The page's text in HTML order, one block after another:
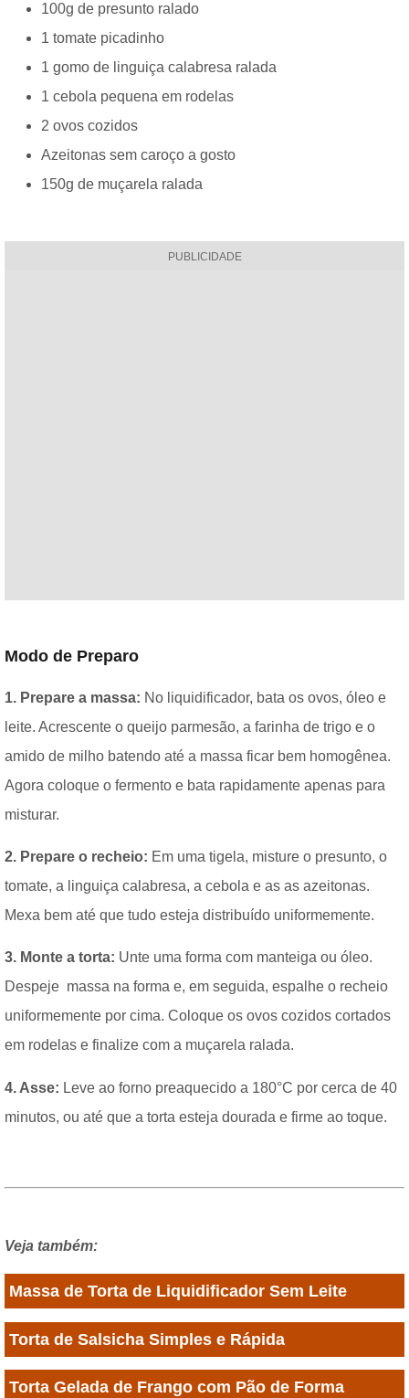
100g de presunto ralado
1 tomate picadinho
1 gomo de linguiça calabresa ralada
1 cebola pequena em rodelas
2 ovos cozidos
Azeitonas sem caroço a gosto
150g de muçarela ralada
PUBLICIDADE
Modo de Preparo
1. Prepare a massa: No liquidificador, bata os ovos, óleo e
leite. Acrescente o queijo parmesão, a farinha de trigo e o
amido de milho batendo até a massa ficar bem homogênea.
Agora coloque o fermento e bata rapidamente apenas para
misturar.
2. Prepare o recheio: Em uma tigela, misture o presunto, o
tomate, a linguiça calabresa, a cebola e as as azeitonas.
Mexa bem até que tudo esteja distribuído uniformemente.
3. Monte a torta: Unte uma forma com manteiga ou óleo.
Despeje massa na forma e, em seguida, espalhe o recheio
uniformemente por cima. Coloque os ovos cozidos cortados
em rodelas e finalize com a muçarela ralada.
4. Asse: Leve ao forno preaquecido a 180°C por cerca de 40
minutos, ou até que a torta esteja dourada e firme ao toque.
Veja também:
Massa de Torta de Liquidificador Sem Leite
Torta de Salsicha Simples e Rápida
Torta Gelada de Frango com Pão de Forma